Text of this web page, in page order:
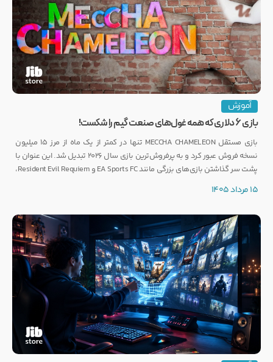
آموزش
بازی ۶ دلاری که همه غول‌های صنعت گیم را شکست!
بازی مستقل MECCHA CHAMELEON تنها در کمتر از یک ماه از مرز ۱۵ میلیون
نسخه فروش عبور کرد و به پرفروش‌ترین بازی سال ۲۰۲۶ تبدیل شد. این عنوان با
پشت سر گذاشتن بازی‌های بزرگی مانند EA Sports FC و Resident Evil Requiem،
15 مرداد 1405